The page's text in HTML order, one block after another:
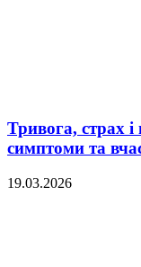
Тривога, страх
симптоми та
19.03.2026